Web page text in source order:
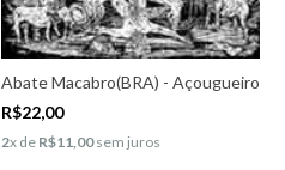
Abate Macabro(BRA) - Açougueiro
R$22,00
2x de R$11,00sem juros